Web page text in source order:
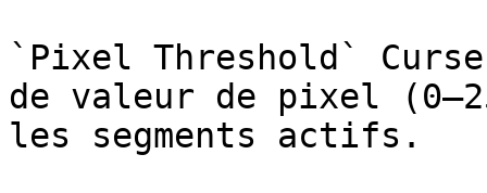
`Pixel Threshold`
de valeur de pixel
les segments actifs.